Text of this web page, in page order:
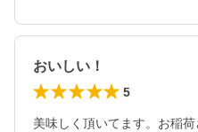
おいしい！
5
美味しく頂いてます。お稲